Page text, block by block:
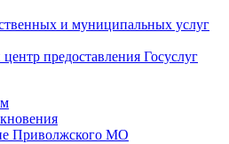
Приволжского МО